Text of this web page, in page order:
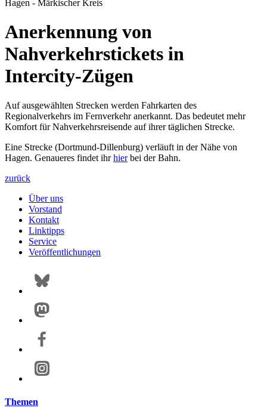
Hagen - Märkischer Kreis
Anerkennung von
Nahverkehrstickets in
Intercity-Zügen
Auf ausgewählten Strecken werden Fahrkarten des
Regionalverkehrs im Fernverkehr anerkannt. Das bedeutet mehr
Komfort für Nahverkehrsreisende auf ihrer täglichen Strecke.
Eine Strecke (Dortmund-Dillenburg) verläuft in der Nähe von
Hagen. Genaueres findet ihrhierbei der Bahn.
zurück
Über uns
Vorstand
Kontakt
Linktipps
Service
Veröffentlichungen
Themen